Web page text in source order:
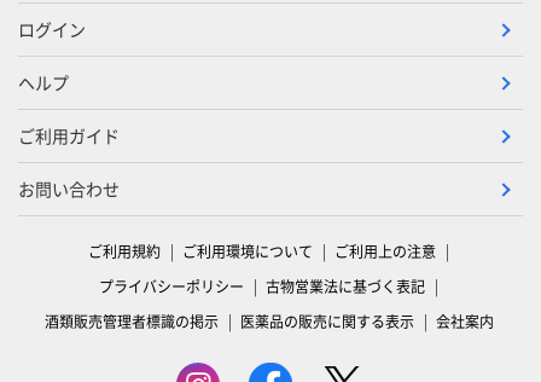
ログイン
ヘルプ
ご利用ガイド
お問い合わせ
ご利用規約 ご利用環境について
ご利用上の注意
プライバシーポリシー
古物営業法に基づく表記
酒類販売管理者標識の掲示
医薬品の販売に関する表示 会社案内